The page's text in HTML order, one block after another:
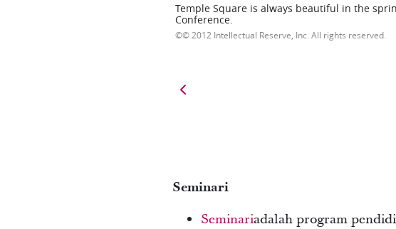
Temple Square is always beautiful in the
Conference.
© 2012 Intellectual Reserve, Inc. All rights reserved.
Seminari
Seminariadalah program